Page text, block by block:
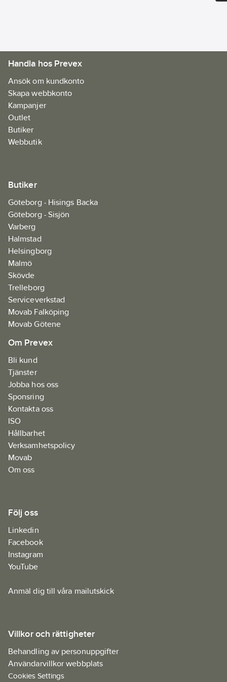
Handla hos Prevex
Ansök om kundkonto
Skapa webbkonto
Kampanjer
Outlet
Butiker
Webbutik
Butiker
Göteborg - Hisings Backa
Göteborg - Sisjön
Varberg
Halmstad
Helsingborg
Malmö
Skövde
Trelleborg
Serviceverkstad
Movab Falköping
Movab Götene
Om Prevex
Bli kund
Tjänster
Jobba hos oss
Sponsring
Kontakta oss
ISO
Hållbarhet
Verksamhetspolicy
Movab
Om oss
Följ oss
Linkedin
Facebook
Instagram
YouTube
Anmäl dig till våra mailutskick
Villkor och rättigheter
Behandling av personuppgifter
Användarvillkor webbplats
Cookies Settings